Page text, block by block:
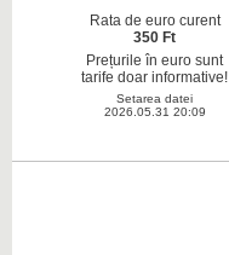
Rata de euro curent
350 Ft
Prețurile în euro sunt
tarife doar informative!
Setarea datei
2026.05.31 20:09